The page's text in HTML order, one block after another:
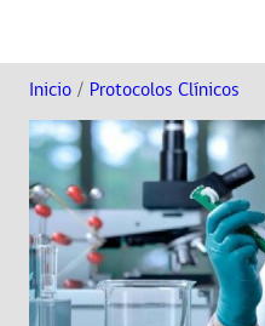
Inicio / Protocolos Clínicos